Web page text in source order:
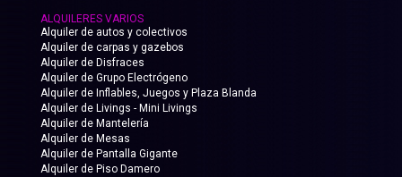
ALQUILERES VARIOS
Alquiler de autos y colectivos
Alquiler de carpas y gazebos
Alquiler de Disfraces
Alquiler de Grupo Electrógeno
Alquiler de Inflables, Juegos y Plaza Blanda
Alquiler de Livings - Mini Livings
Alquiler de Mantelería
Alquiler de Mesas
Alquiler de Pantalla Gigante
Alquiler de Piso Damero